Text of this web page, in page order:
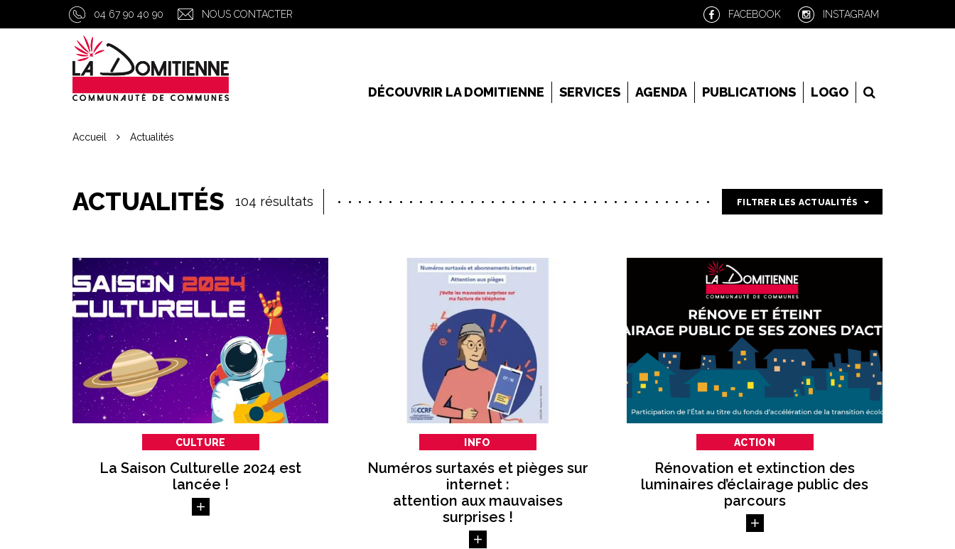
Gestion des traceurs
04 67 90 40 90 NOUS CONTACTER FACEBOOK INSTAGRAM
DÉCOUVRIR LA DOMITIENNE SERVICES AGENDA PUBLICATIONS LOGO
Accueil Actualités
ACTUALITÉS 104 résultats FILTRER LES ACTUALITÉS
CULTURE
La Saison Culturelle 2024 est
lancée !
INFO
Numéros surtaxés et pièges sur
internet :
attention aux mauvaises
surprises !
ACTION
Rénovation et extinction des
luminaires d’éclairage public des
parcours